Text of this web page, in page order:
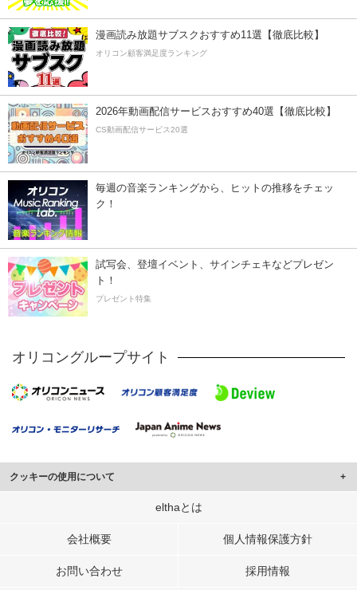
漫画読み放題サブスクおすすめ11選【徹底比較】
オリコン顧客満足度ランキング
2026年動画配信サービスおすすめ40選【徹底比較】
CS動画配信サービス20選
毎週の音楽ランキングから、ヒットの推移をチェッ
ク！
試写会、登壇イベント、サインチェキなどプレゼン
ト！
プレゼント特集
オリコングループサイト
クッキーの使用について
このサイトでは Cookie を使用して、ユーザーに合わせたコンテンツや広告の
行っています。
メディアや広告配信、データ解析の各パートナーに提供しています。
elthaとは
会社概要 個人情報保護方針
お問い合わせ 採用情報